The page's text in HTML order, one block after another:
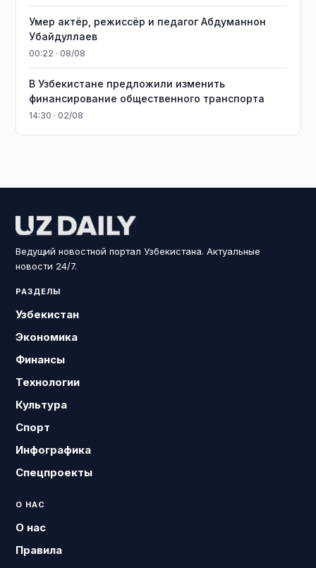
Умер актёр, режиссёр и педагог Абдуманнон
Убайдуллаев
00:22 · 08/08
В Узбекистане предложили изменить
финансирование общественного транспорта
14:30 · 02/08
Ведущий новостной портал Узбекистана. Актуальные
новости 24/7.
РАЗДЕЛЫ
Узбекистан
Экономика
Финансы
Технологии
Культура
Спорт
Инфографика
Спецпроекты
О НАС
О нас
Правила